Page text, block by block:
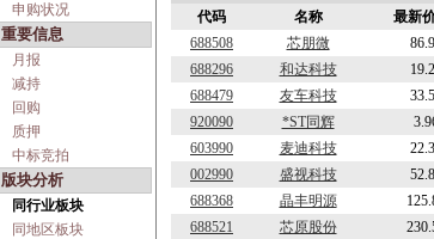
申购状况
重要信息
月报
减持
回购
质押
中标竞拍
版块分析
同行业板块
同地区板块
代码
名称 最新
688508
芯朋微
688296
和达科技
688479
友车科技
920090
*ST同辉
603990
麦迪科技
002990
盛视科技
688368
晶丰明源
688521
芯原股份